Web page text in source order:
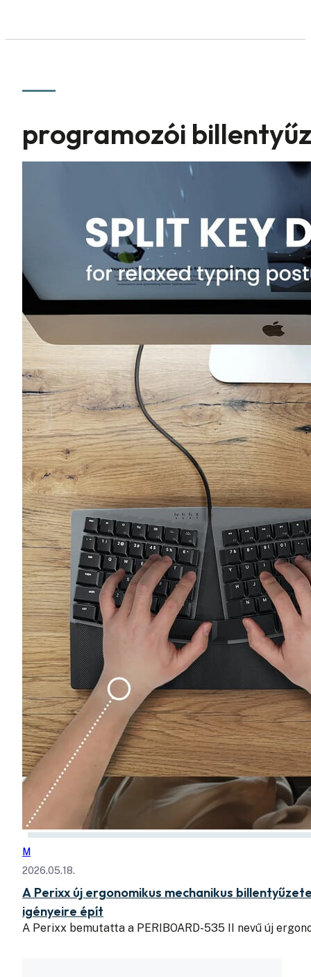
programozói
M
2026.05.18.
A Perixx új ergonomikus mechanikus
igényeire épít
A Perixx bemutatta a PERIBOARD-535 II nevű új